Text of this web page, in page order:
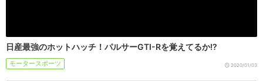
日産最強のホットハッチ！パルサーGTI-Rを覚えてるか!?
モータースポーツ 2020/01/03